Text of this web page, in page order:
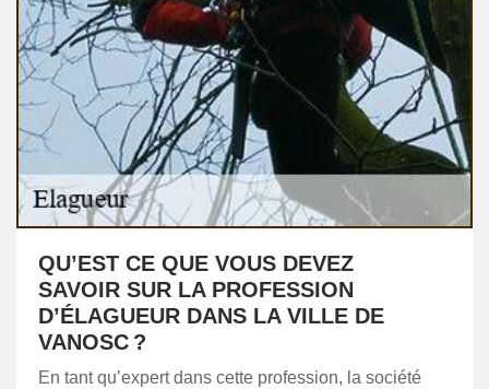
QU’EST CE QUE VOUS DEVEZ
SAVOIR SUR LA PROFESSION
D’ÉLAGUEUR DANS LA VILLE DE
VANOSC ?
En tant qu’expert dans cette profession, la société